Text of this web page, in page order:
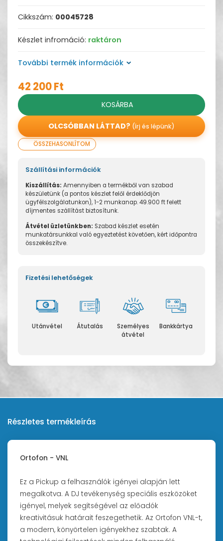
Cikkszám: 00045728
Készlet infromáció: raktáron
További termék információk
42 200 Ft
KOSÁRBA
OLCSÓBBAN LÁTTAD? (írj és lépünk)
ÖSSZEHASONLÍTOM
Szállítási információk
Kiszállítás: Amennyiben a termékből van szabad
készületünk (a pontos készlet felől érdeklődjön
ügyfélszolgálatunkon), 1-2 munkanap. 49.900 ft felett
díjmentes szállítást biztosítunk.
Átvétel üzletünkben: Szabad készlet esetén
munkatársunkkal való egyeztetést követően, kért időpontra
összekészítve.
Fizetési lehetőségek
Utánvétel Átutalás
Személyes
átvétel
Bankkártya
Részletes termékleírás
Ortofon - VNL
Ez a Pickup a felhasználók igényei alapján lett
megalkotva. A DJ tevékenység speciális eszközöket
igényel, melyek segítségével az előadók
kreativitásuk határait feszegethetik. Az Ortofon VNL-t,
a modern, könyörtelen igényekhez szabtak. A